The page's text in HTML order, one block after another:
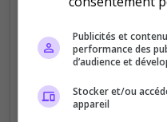
3
4
Publicités et
performance des
d’audience et
Stocker et/ou
appareil